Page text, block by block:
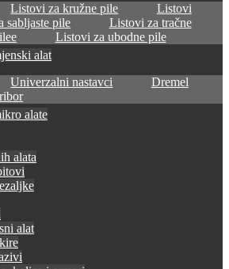
Listovi za kružne pile
Listovi
sabljaste pile
Listovi za tračne
Listovi za ubodne pile
alat
Univerzalni nastavci
Dremel
alate
alata
alat